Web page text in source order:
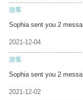
游客
Sophia sent you 2 messa
2021-12-04
游客
Sophia sent you 2 messa
2021-12-02